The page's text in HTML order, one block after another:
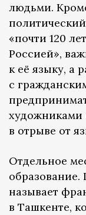
людьми.
«почти 120
Россией»,
к её языку, а
с
художниками
в отрыве от
Отдельное
называет
в Ташкенте,